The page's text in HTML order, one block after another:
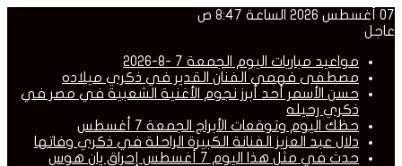
07 أغسطس 2026 الساعة 8:47 ص
عاجل
مواعيد مباريات اليوم الجمعة 7 -8-2026
مصطفى فهمي الفنان القدير في ذكري ميلاده
حسن الأسمر أحد أبرز نجوم الأغنية الشعبية في مصر في
ذكري رحيله
حظك اليوم وتوقعات الأبراج الجمعة 7 أغسطس
دلال عبد العزيز الفنانة الكبيرة الراحلة في ذكري وفاتها
حدث في مثل هذا اليوم 7 أغسطس إحراق يان هوس